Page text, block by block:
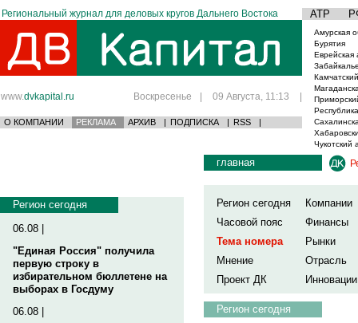
Региональный журнал для деловых кругов Дальнего Востока АТР
www.dvkapital.ru Воскресенье | 09 Августа, 11:13 |
О КОМПАНИИ РЕКЛАМА АРХИВ | ПОДПИСКА | RSS |
Амурская
Бурятия
Еврейская
Чукотский
Регион сегодня
06.08 |
"Единая Россия" получила
первую строку в
избирательном бюллетене на
выборах в Госдуму
06.08 |
главная
Регион сегодня
Компании
Часовой пояс
Финансы
Тема номера
Рынки
Мнение
Отрасль
Проект ДК
Инновации
Регион сегодня